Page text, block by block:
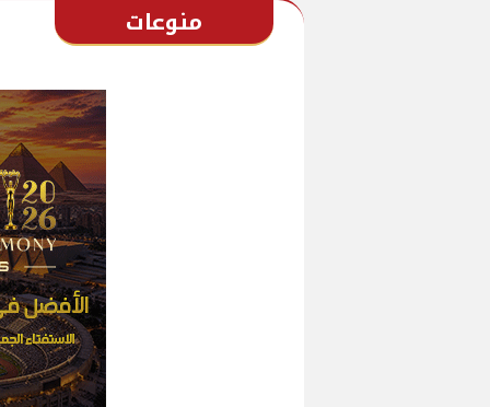
منوعات